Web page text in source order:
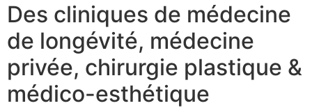
Des cliniques de médecine
de longévité, médecine
privée, chirurgie plastique &
médico-esthétique